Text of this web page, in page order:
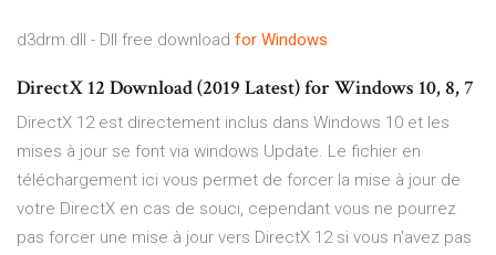
d3drm.dll - Dll free download for Windows
DirectX 12 Download (2019 Latest) for Windows 10, 8, 7
DirectX 12 est directement inclus dans Windows 10 et les
mises à jour se font via windows Update. Le fichier en
téléchargement ici vous permet de forcer la mise à jour de
votre DirectX en cas de souci, cependant vous ne pourrez
pas forcer une mise à jour vers DirectX 12 si vous n'avez pas